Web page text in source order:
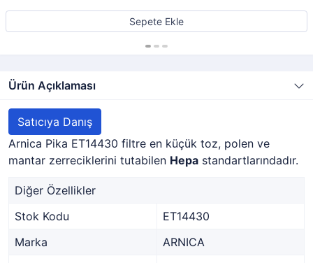
Sepete Ekle
Ürün Açıklaması
Satıcıya Danış
Arnica Pika ET14430 filtre en küçük toz, polen ve
mantar zerreciklerini tutabilen Hepa standartlarındadır.
Diğer Özellikler
Stok Kodu
ET14430
Marka
ARNICA